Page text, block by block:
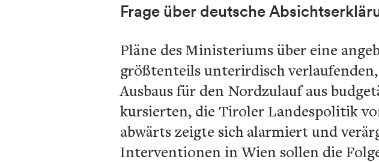
Frage über deutsche
Pläne des Ministeriums über eine
größtenteils unterirdisch
Ausbaus für den Nordzulauf aus
kursierten, die Tiroler Landespolitik
abwärts zeigte sich alarmiert und
Interventionen in Wien sollen die